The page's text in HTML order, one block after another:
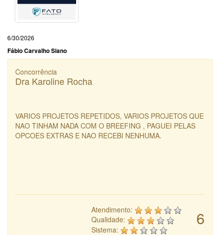
6/30/2026
Fábio Carvalho Siano
Concorrência
Dra Karoline Rocha
VARIOS PROJETOS REPETIDOS, VARIOS PROJETOS QUE
NAO TINHAM NADA COM O BREEFING , PAGUEI PELAS
OPCOES EXTRAS E NAO RECEBI NENHUMA.
6
Atendimento:
Qualidade:
Sistema: